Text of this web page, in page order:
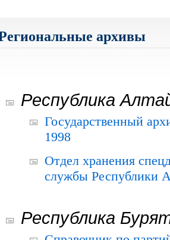
архивы
Республика
Государственный
1998
Отдел хранения
службы Республики
Республика